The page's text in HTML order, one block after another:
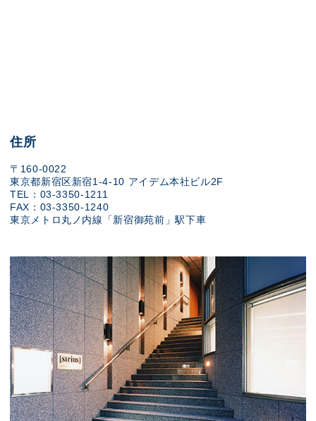
住所
〒160-0022
東京都新宿区新宿1-4-10 アイデム本社ビル2F
TEL：03-3350-1211
FAX：03-3350-1240
東京メトロ丸ノ内線「新宿御苑前」駅下車